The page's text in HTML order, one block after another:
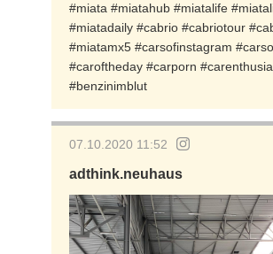
#miata #miatahub #miatalife
#miatadaily #cabrio #cabriotour
#miatamx5 #carsofinstagram
#caroftheday #carporn
#benzinimblut
07.10.2020 11:52
adthink.neuhaus